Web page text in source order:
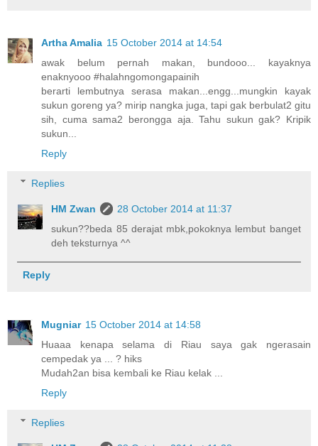
Artha Amalia 15 October 2014 at 14:54
awak belum pernah makan, bundooo... kayaknya
enaknyooo #halahngomongapainih
berarti lembutnya serasa makan...engg...mungkin kayak
sukun goreng ya? mirip nangka juga, tapi gak berbulat2 gitu
sih, cuma sama2 berongga aja. Tahu sukun gak? Kripik
sukun...
Reply
Replies
HM Zwan
28 October 2014 at 11:37
sukun??beda 85 derajat mbk,pokoknya lembut banget
deh teksturnya ^^
Reply
Mugniar 15 October 2014 at 14:58
Huaaa kenapa selama di Riau saya gak ngerasain
cempedak ya ... ? hiks
Mudah2an bisa kembali ke Riau kelak ...
Reply
Replies